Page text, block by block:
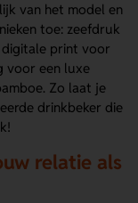
van het model en
toe: zeefdruk
digitale print voor
voor een luxe
Zo laat je
drinkbeker die
relatie als